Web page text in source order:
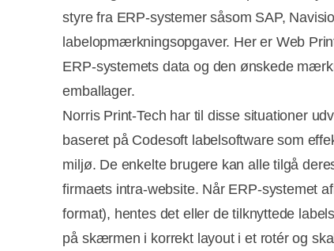
styre fra ERP-systemer såsom SAP,
labelopmærkningsopgaver. Her er Web
ERP-systemets data og den ønskede
emballager.
Norris Print-Tech har til disse situationer
baseret på Codesoft labelsoftware som
miljø. De enkelte brugere kan alle tilgå
firmaets intra-website. Når ERP-systemet
format), hentes det eller de tilknyttede
på skærmen i korrekt layout i et rotér og